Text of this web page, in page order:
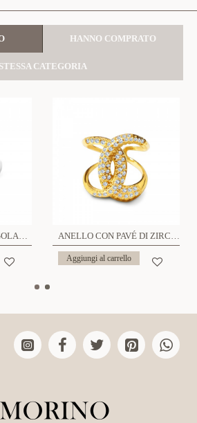
HANNO COMPRATO
STESSA CATEGORIA
ANELLO APERTO REGOLABILE CON PAVÉ DI ZIRCONI - MY251288B445 ANELLO CON PAVÉ DI ZIRCONI - YC25104C46
Aggiungi al carrello